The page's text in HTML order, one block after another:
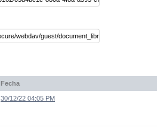
Fecha
30/12/22 04:05 PM